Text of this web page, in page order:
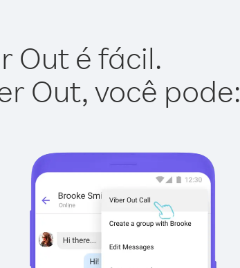
Out é fácil.
Out, você pode: